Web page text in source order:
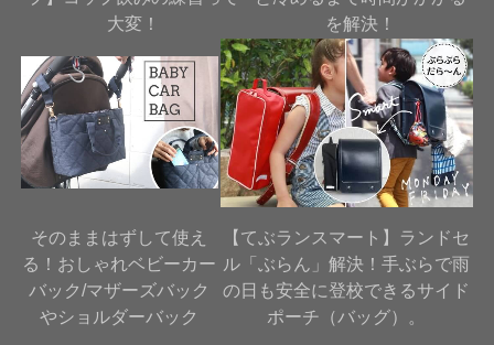
大変！
を解決！
そのままはずして使え
る！おしゃれベビーカー
バック/マザーズバック
やショルダーバック
【てぶランスマート】ランドセ
ル「ぶらん」解決！手ぶらで雨
の日も安全に登校できるサイド
ポーチ（バッグ）。